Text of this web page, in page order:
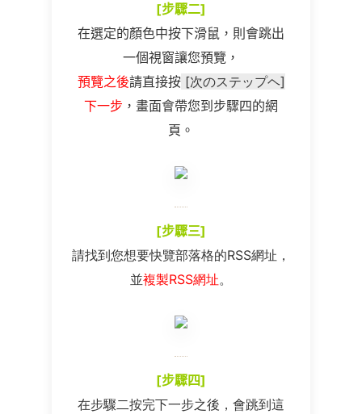
[步驟二]
在選定的顏色中按下滑鼠，則會跳出
一個視窗讓您預覽，
預覽之後請直接按[次のステップヘ]
下一步 ，畫面會帶您到步驟四的網
頁。
[步驟三]
請找到您想要快覽部落格的RSS網址，
並複製RSS網址。
[步驟四]
在步驟二按完下一步之後，會跳到這